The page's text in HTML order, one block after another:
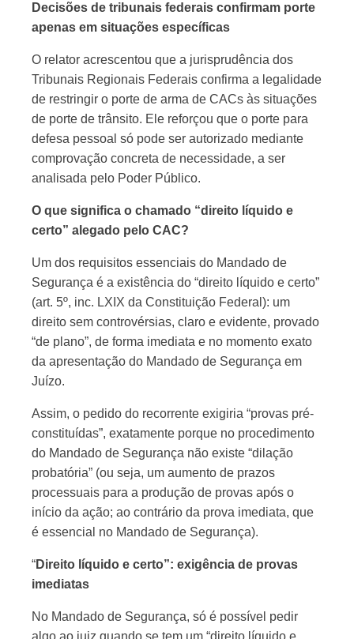
Decisões de tribunais federais confirmam porte
apenas em situações específicas
O relator acrescentou que a jurisprudência dos
Tribunais Regionais Federais confirma a legalidade
de restringir o porte de arma de CACs às situações
de porte de trânsito. Ele reforçou que o porte para
defesa pessoal só pode ser autorizado mediante
comprovação concreta de necessidade, a ser
analisada pelo Poder Público.
O que significa o chamado “direito líquido e
certo” alegado pelo CAC?
Um dos requisitos essenciais do Mandado de
Segurança é a existência do “direito líquido e certo”
(art. 5º, inc. LXIX da Constituição Federal): um
direito sem controvérsias, claro e evidente, provado
“de plano”, de forma imediata e no momento exato
da apresentação do Mandado de Segurança em
Juízo.
Assim, o pedido do recorrente exigiria “provas pré-
constituídas”, exatamente porque no procedimento
do Mandado de Segurança não existe “dilação
probatória” (ou seja, um aumento de prazos
processuais para a produção de provas após o
início da ação; ao contrário da prova imediata, que
é essencial no Mandado de Segurança).
“Direito líquido e certo”: exigência de provas
imediatas
No Mandado de Segurança, só é possível pedir
algo ao juiz quando se tem um “direito líquido e